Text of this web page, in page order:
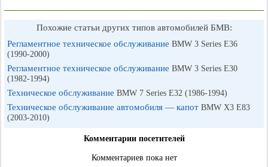
Похожие статьи других типов автомобилей БМВ:
Регламентное техническое обслуживание BMW 3 Series E36
(1990-2000)
Регламентное техническое обслуживание BMW 3 Series E30
(1982-1994)
Техническое обслуживание BMW 7 Series E32 (1986-1994)
Техническое обслуживание автомобиля — капот BMW X3 E83
(2003-2010)
Комментарии посетителей
Комментариев пока нет